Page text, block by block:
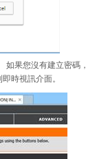
如果您沒有建立密碼，
時視訊介面。